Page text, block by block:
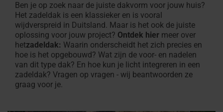
Project realiseren
Renoveren met Roto
Laat ons je inspireren
Vind een vakman
Smart Home
Onderhoud
Daglicht adviseur
Contact voor
Top
Uitzetramen
Tuimelramen
Top-
tuimel
Zoldertrappen
Schaartrappen
Daktrappen
met
brandwerendheid
Zoldertrappen
Platdakuitgangen
Brandvertragende
platdakuitgangen
Knieschotdeuren
FAQ
ISDE
Subsidie
Contact
Onderdelen
Architecten & bouwindustrie
Gespecialiseerde handel
Seminars op de campus
Contact voor
Ben je op zoek naar de juiste dakvorm voor jouw huis?
Het zadeldak is een klassieker en is vooral
wijdverspreid in Duitsland. Maar is het ook de juiste
oplossing voor jouw project? Ontdek hier meer over
hetzadeldak: Waarin onderscheidt het zich precies en
hoe is het opgebouwd? Wat zijn de voor- en nadelen
van dit type dak? En hoe kun je licht integreren in een
zadeldak? Vragen op vragen - wij beantwoorden ze
graag voor je.